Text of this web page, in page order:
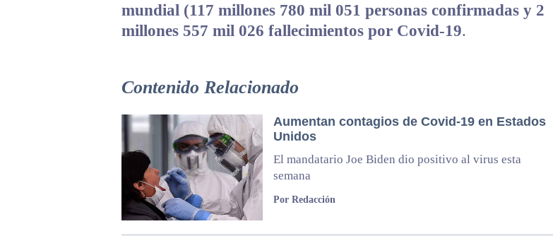
mundial (117 millones 780 mil 051 personas confirmadas y 2
millones 557 mil 026 fallecimientos por Covid-19.
Contenido Relacionado
Aumentan contagios de Covid-19 en Estados
Unidos
El mandatario Joe Biden dio positivo al virus esta
semana
Por Redacción